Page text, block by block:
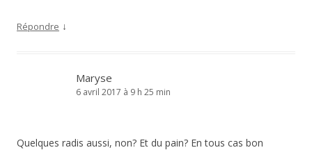
Répondre ↓
Maryse
6 avril 2017 à 9 h 25 min
Quelques radis aussi, non? Et du pain? En tous cas bon